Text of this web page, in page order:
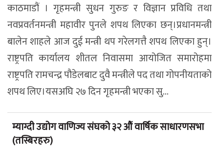
काठमाडौं । गृहमन्त्री सुधन गुरुङ र विज्ञान प्रविधि तथा
नवप्रवर्तनमन्त्री महावीर पुनले शपथ लिएका छन्।प्रधानमन्त्री
बालेन शाहले आज दुई मन्त्री थप गरेलगत्तै शपथ लिएका हुन्।
राष्ट्रपति कार्यालय शीतल निवासमा आयोजित समारोहमा
राष्ट्रपति रामचन्द्र पौडेलबाट दुवै मन्त्रीले पद तथा गोपनीयताको
शपथ लिए।यसअघि २७ दिन गृहमन्त्री भएका सु...
म्याग्दी उद्योग वाणिज्य संघको ३२ औं वार्षिक साधारणसभा
(तस्बिरहरु)